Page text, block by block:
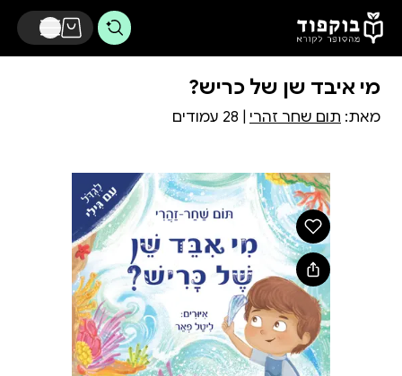
דלג לתוכן הראשי
מי איבד שן של כריש?
מאת: תום שחר זהרי